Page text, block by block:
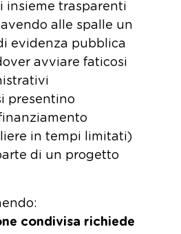
insieme trasparenti
alle spalle un
evidenza pubblica
avviare faticosi
presentino
in tempi limitati)
di un progetto
condivisa richiede